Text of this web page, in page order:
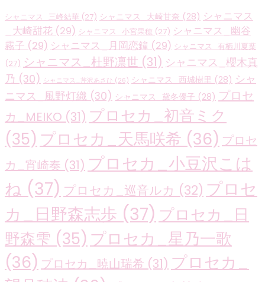
シャニマス_三峰結華 (27) シャニマス_大崎甘奈 (28) シャニマス
_大崎甜花 (29) シャニマス_小宮果穂 (27) シャニマス_幽谷
霧子 (29) シャニマス_月岡恋鐘 (29) シャニマス_有栖川夏葉
(27) シャニマス_杜野凛世 (31) シャニマス_櫻木真
乃 (30) シャニマス_芹沢あさひ (26) シャニマス_西城樹里 (28) シャ
ニマス_風野灯織 (30) シャニマス_黛冬優子 (28) プロセ
カ_MEIKO (31) プロセカ_初音ミク
(35) プロセカ_天馬咲希 (36) プロセ
カ_宵崎奏 (31) プロセカ_小豆沢こは
ね (37) プロセカ_巡音ルカ (32) プロセ
カ_日野森志歩 (37) プロセカ_日
野森雫 (35) プロセカ_星乃一歌
(36) プロセカ_暁山瑞希 (31) プロセカ_